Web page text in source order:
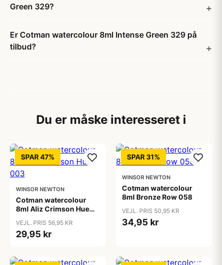
Green 329?
Er Cotman watercolour 8ml Intense Green 329 på
tilbud?
Du er måske interesseret i
SPAR 47%
WINSOR NEWTON
Cotman watercolour
8ml Aliz Crimson Hue
VEJL. PRIS 56,95 KR
29,95 kr
SPAR 31%
WINSOR NEWTON
Cotman watercolour
8ml Bronze Row 058
VEJL. PRIS 50,95 KR
34,95 kr